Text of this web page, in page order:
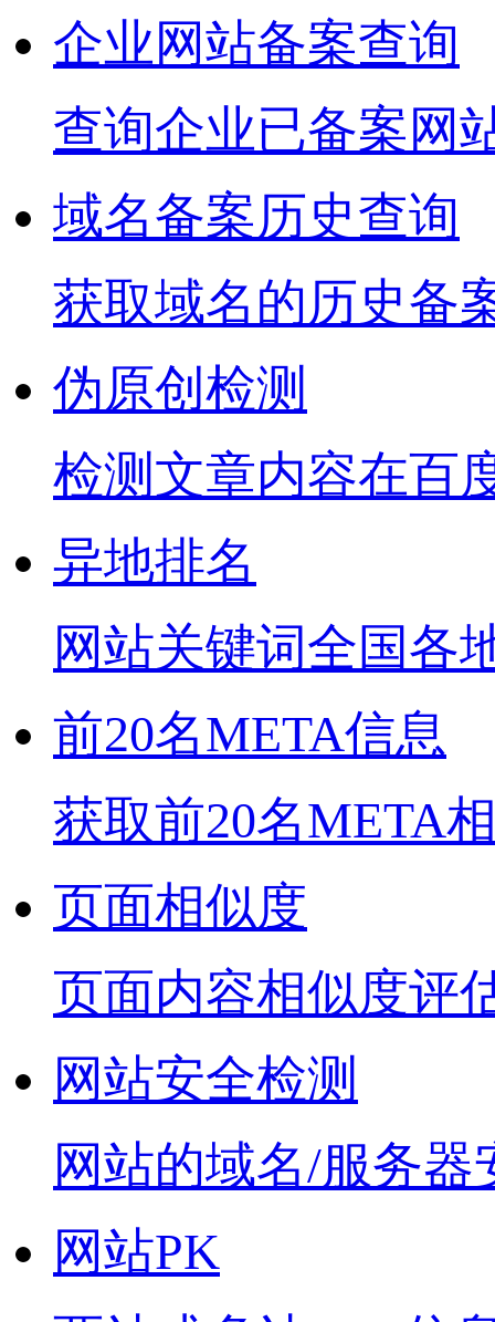
企业网站备案查询
查询企业已备案网
域名备案历史查询
获取域名的历史备
伪原创检测
检测文章内容在百
异地排名
网站关键词全国各
前20名META信息
获取前20名META
页面相似度
页面内容相似度评
网站安全检测
网站的域名/服务器
网站PK